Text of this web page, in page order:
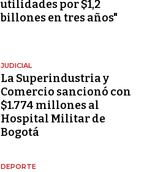
utilidades por $1,2
billones en tres años"
JUDICIAL
La Superindustria y
Comercio sancionó con
$1.774 millones al
Hospital Militar de
Bogotá
DEPORTE